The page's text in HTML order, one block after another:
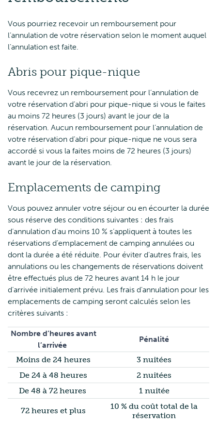
Vous pourriez recevoir un remboursement pour
l’annulation de votre réservation selon le moment auquel
l’annulation est faite.
Abris pour pique-nique
Vous recevrez un remboursement pour l’annulation de
votre réservation d’abri pour pique-nique si vous le faites
au moins 72 heures (3 jours) avant le jour de la
réservation. Aucun remboursement pour l’annulation de
votre réservation d’abri pour pique-nique ne vous sera
accordé si vous la faites moins de 72 heures (3 jours)
avant le jour de la réservation.
Emplacements de camping
Vous pouvez annuler votre séjour ou en écourter la durée
sous réserve des conditions suivantes : des frais
d’annulation d’au moins 10 % s’appliquent à toutes les
réservations d’emplacement de camping annulées ou
dont la durée a été réduite. Pour éviter d’autres frais, les
annulations ou les changements de réservations doivent
être effectués plus de 72 heures avant 14 h le jour
d’arrivée initialement prévu. Les frais d’annulation pour les
emplacements de camping seront calculés selon les
critères suivants :
Nombre d’heures avant
l’arrivée
Pénalité
Moins de 24 heures
3 nuitées
De 24 à 48 heures
2 nuitées
De 48 à 72 heures
1 nuitée
72 heures et plus
10 % du coût total de la
réservation